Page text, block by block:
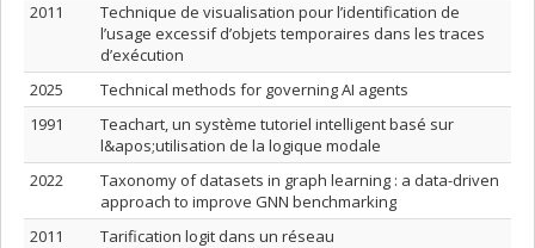
2011
Technique de visualisation pour l’identification de
l’usage excessif d’objets temporaires dans les traces
d’exécution
2025
Technical methods for governing AI agents
1991
Teachart, un système tutoriel intelligent basé sur
l&apos;utilisation de la logique modale
2022
Taxonomy of datasets in graph learning : a data-driven
approach to improve GNN benchmarking
2011
Tarification logit dans un réseau